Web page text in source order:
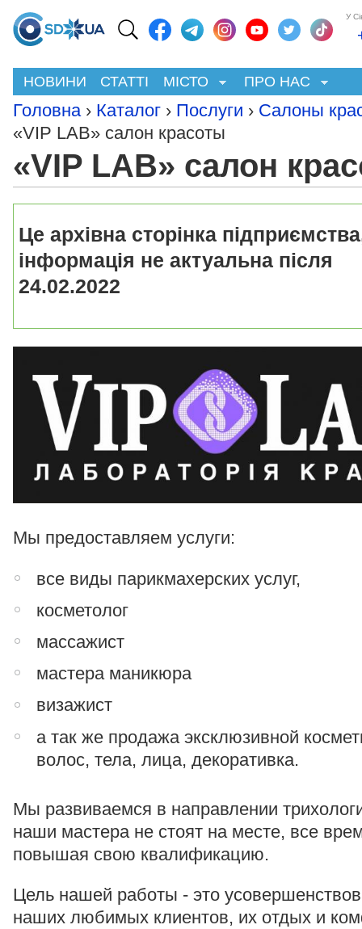
У
НОВИНИ СТАТТІ МІСТО ПРО НАС
Головна › Каталог › Послуги › Салоны
«VIP LAB» салон красоты
«VIP LAB» салон
Це архівна сторінка
інформація не актуальна після
24.02.2022
Мы предоставляем услуги:
все виды парикмахерских услуг,
косметолог
массажист
мастера маникюра
визажист
а так же продажа эксклюзивной
волос, тела, лица, декоративка.
Мы развиваемся в направлении
наши мастера не стоят на месте, все
повышая свою квалификацию.
Цель нашей работы - это
наших любимых клиентов, их отдых и